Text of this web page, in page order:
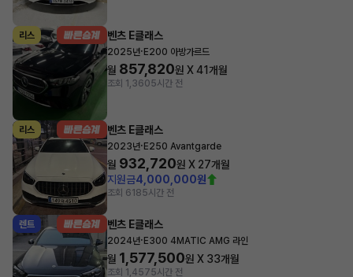
리스 벤츠 E클래스
2025년·E200 아방가르드
월 857,820원 X41개월
조회 1,3605시간 전
리스 벤츠 E클래스
2023년·E250 Avantgarde
월 932,720원 X 27개월
지원금4,000,000원
조회 6185시간 전
렌트 벤츠 E클래스
2024년·E300 4MATIC AMG 라인
월 1,577,500원 X 33개월
조회 1,4575시간 전